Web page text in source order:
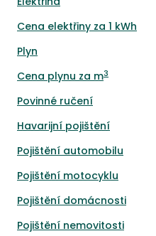
Cena elektřiny za 1 kWh
Plyn
Cena plynu za m3
Povinné ručení
Havarijní pojištění
Pojištění automobilu
Pojištění motocyklu
Pojištění domácnosti
Pojištění nemovitosti